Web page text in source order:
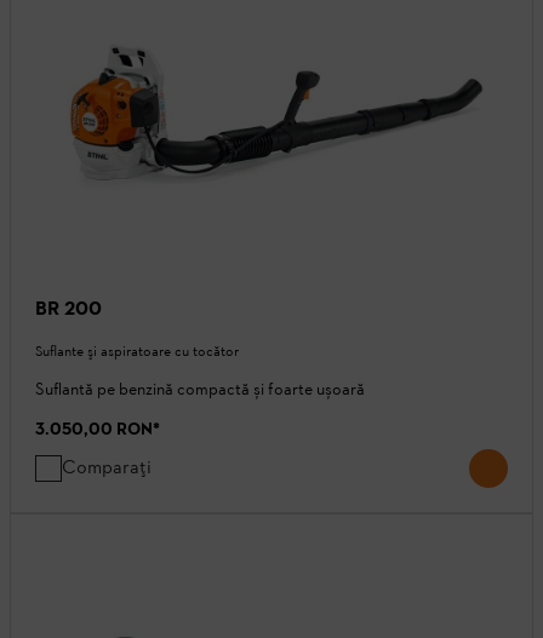
BR 200
Suflante şi aspiratoare cu tocător
Suflantă pe benzină compactă și foarte ușoară
3.050,00 RON*
Comparați